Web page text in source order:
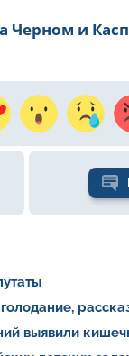
Черном и
выявили